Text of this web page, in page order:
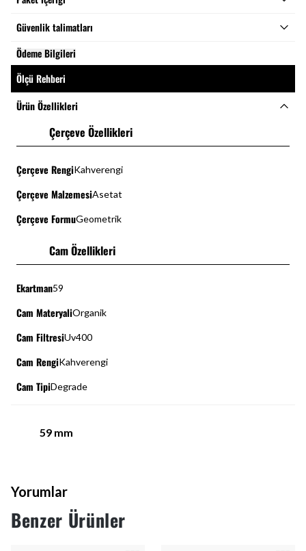
Güvenlik talimatları
Ödeme Bilgileri
Ölçü Rehberi
Ürün Özellikleri
Çerçeve Özellikleri
Çerçeve RengiKahverengi
Çerçeve MalzemesiAsetat
Çerçeve FormuGeometrik
Cam Özellikleri
Ekartman59
Cam MateryaliOrganik
Cam FiltresiUv400
Cam RengiKahverengi
Cam TipiDegrade
59 mm
Yorumlar
Benzer Ürünler